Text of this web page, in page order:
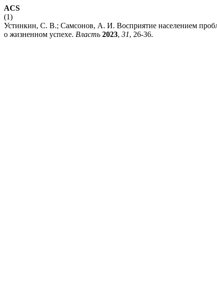
ACS
(1)
Устинкин, С. В.; Самсонов, А. И. Восприятие населением
о жизненном успехе. Власть 2023, 31, 26-36.